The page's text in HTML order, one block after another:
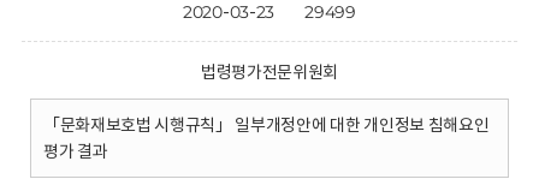
2020-03-23 29499
법령평가전문위원회
「문화재보호법 시행규칙」 일부개정안에 대한 개인정보 침해요인
평가 결과